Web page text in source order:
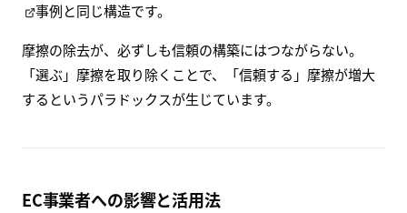
事例と同じ構造です。
摩擦の除去が、必ずしも信頼の構築にはつながらない。
「選ぶ」摩擦を取り除くことで、「信頼する」摩擦が増大
するというパラドックスが生じています。
EC事業者への影響と活用法